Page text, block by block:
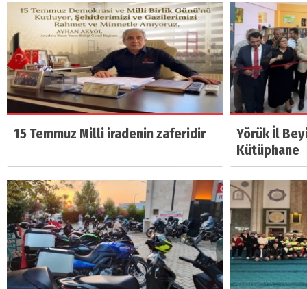
15 Temmuz Milli iradenin zaferidir
Yörük İl
Kütüphane